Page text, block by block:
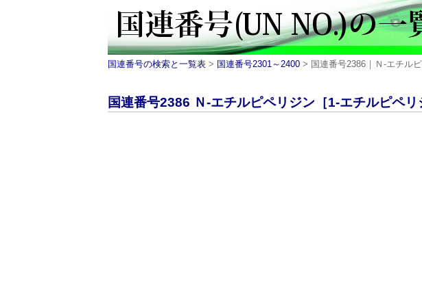
国連番号の検索と一覧表 > 国連番号2301～2400 > 国連番号2386｜Ｎ-エチル
国連番号2386 Ｎ-エチルピペリジン［1-エチルピペ